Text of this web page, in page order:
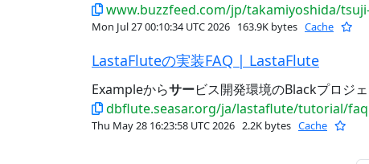
www.buzzfeed.com/jp/takamiyoshida/
Mon Jul 27 00:10:34 UTC 2026 163.9K bytes Cache
LastaFluteの実装FAQ | LastaFlute
Exampleからサービス開発環境のBlackプロジ
dbflute.seasar.org/ja/lastaflute/tutorial/
Thu May 28 16:23:58 UTC 2026 2.2K bytes Cache